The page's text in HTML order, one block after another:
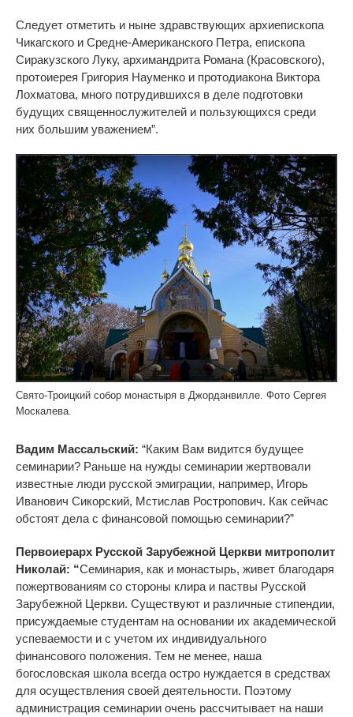
Следует отметить и ныне здравствующих архиепископа
Чикагского и Средне-Американского Петра, епископа
Сиракузского Луку, архимандрита Романа (Красовского),
протоиерея Григория Науменко и протодиакона Виктора
Лохматова, много потрудившихся в деле подготовки
будущих священнослужителей и пользующихся среди
них большим уважением”.
Свято-Троицкий собор монастыря в Джорданвилле. Фото Сергея
Москалева.
Вадим Массальский: “Каким Вам видится будущее
семинарии? Раньше на нужды семинарии жертвовали
известные люди русской эмиграции, например, Игорь
Иванович Сикорский, Мстислав Ростропович. Как сейчас
обстоят дела с финансовой помощью семинарии?”
Первоиерарх Русской Зарубежной Церкви митрополит
Николай: “Семинария, как и монастырь, живет благодаря
пожертвованиям со стороны клира и паствы Русской
Зарубежной Церкви. Существуют и различные стипендии,
присуждаемые студентам на основании их академической
успеваемости и с учетом их индивидуального
финансового положения. Тем не менее, наша
богословская школа всегда остро нуждается в средствах
для осуществления своей деятельности. Поэтому
администрация семинарии очень рассчитывает на наши